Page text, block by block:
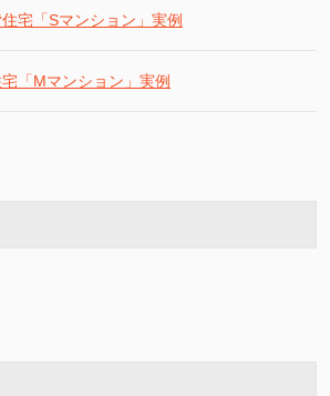
宅「Sマンション」実例
「Mマンション」実例